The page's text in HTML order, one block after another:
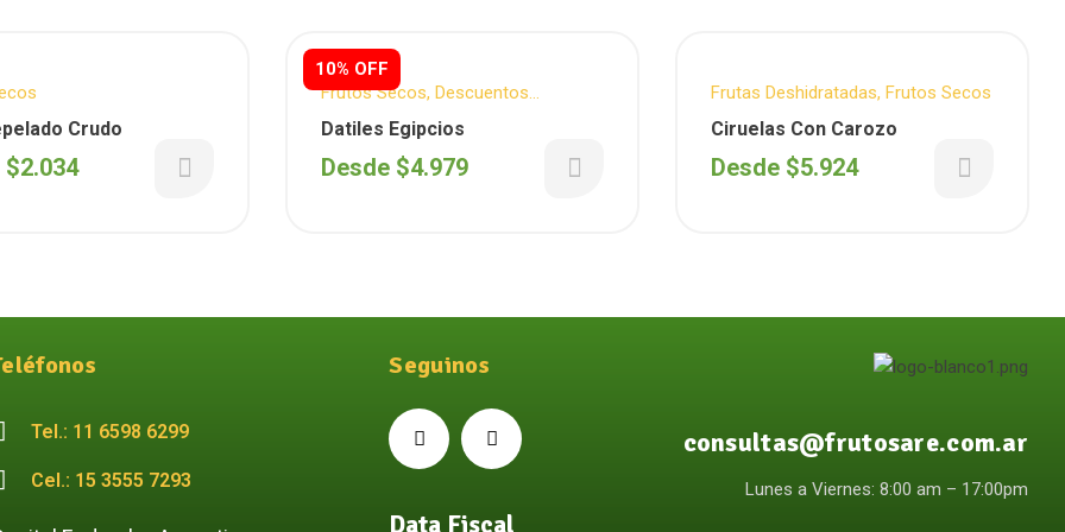
Crudo
$2.034
10% OFF
Frutos Secos, Descuentos
Semanales
Datiles Egipcios
Desde $4.979
Frutas Deshidratadas, Frutos Secos
Ciruelas Con Carozo
Desde $5.924
Tel.: 11 6598 6299
Cel.: 15 3555 7293
Seguinos
Data Fiscal
consultas@frutosare.com.ar
Lunes a Viernes: 8:00 am – 17:00pm